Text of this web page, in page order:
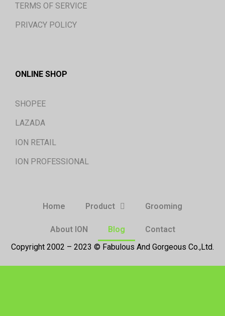
TERMS OF SERVICE
PRIVACY POLICY
ONLINE SHOP
SHOPEE
LAZADA
ION RETAIL
ION PROFESSIONAL
Home Product Grooming
About ION Blog
Contact
Copyright 2002 – 2023 © Fabulous And Gorgeous Co.,Ltd.